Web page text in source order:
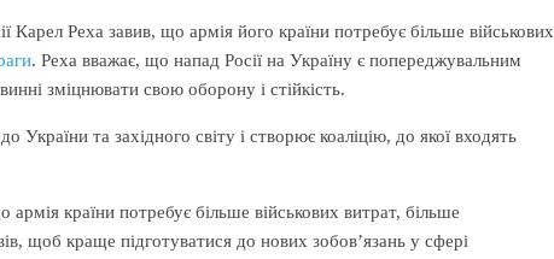
Реха завив, що армія його країни потребує більше військових
. Реха вважає, що напад Росії на Україну є попереджувальним
зміцнювати свою оборону і стійкість.
та західного світу і створює коаліцію, до якої входять
країни потребує більше військових витрат, більше
щоб краще підготуватися до нових зобов’язань у сфері